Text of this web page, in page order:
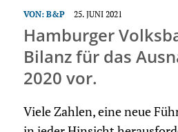
VON: B&P 25. JUNI 2021
Hamburger
Bilanz für das
2020 vor.
Viele Zahlen, eine neue